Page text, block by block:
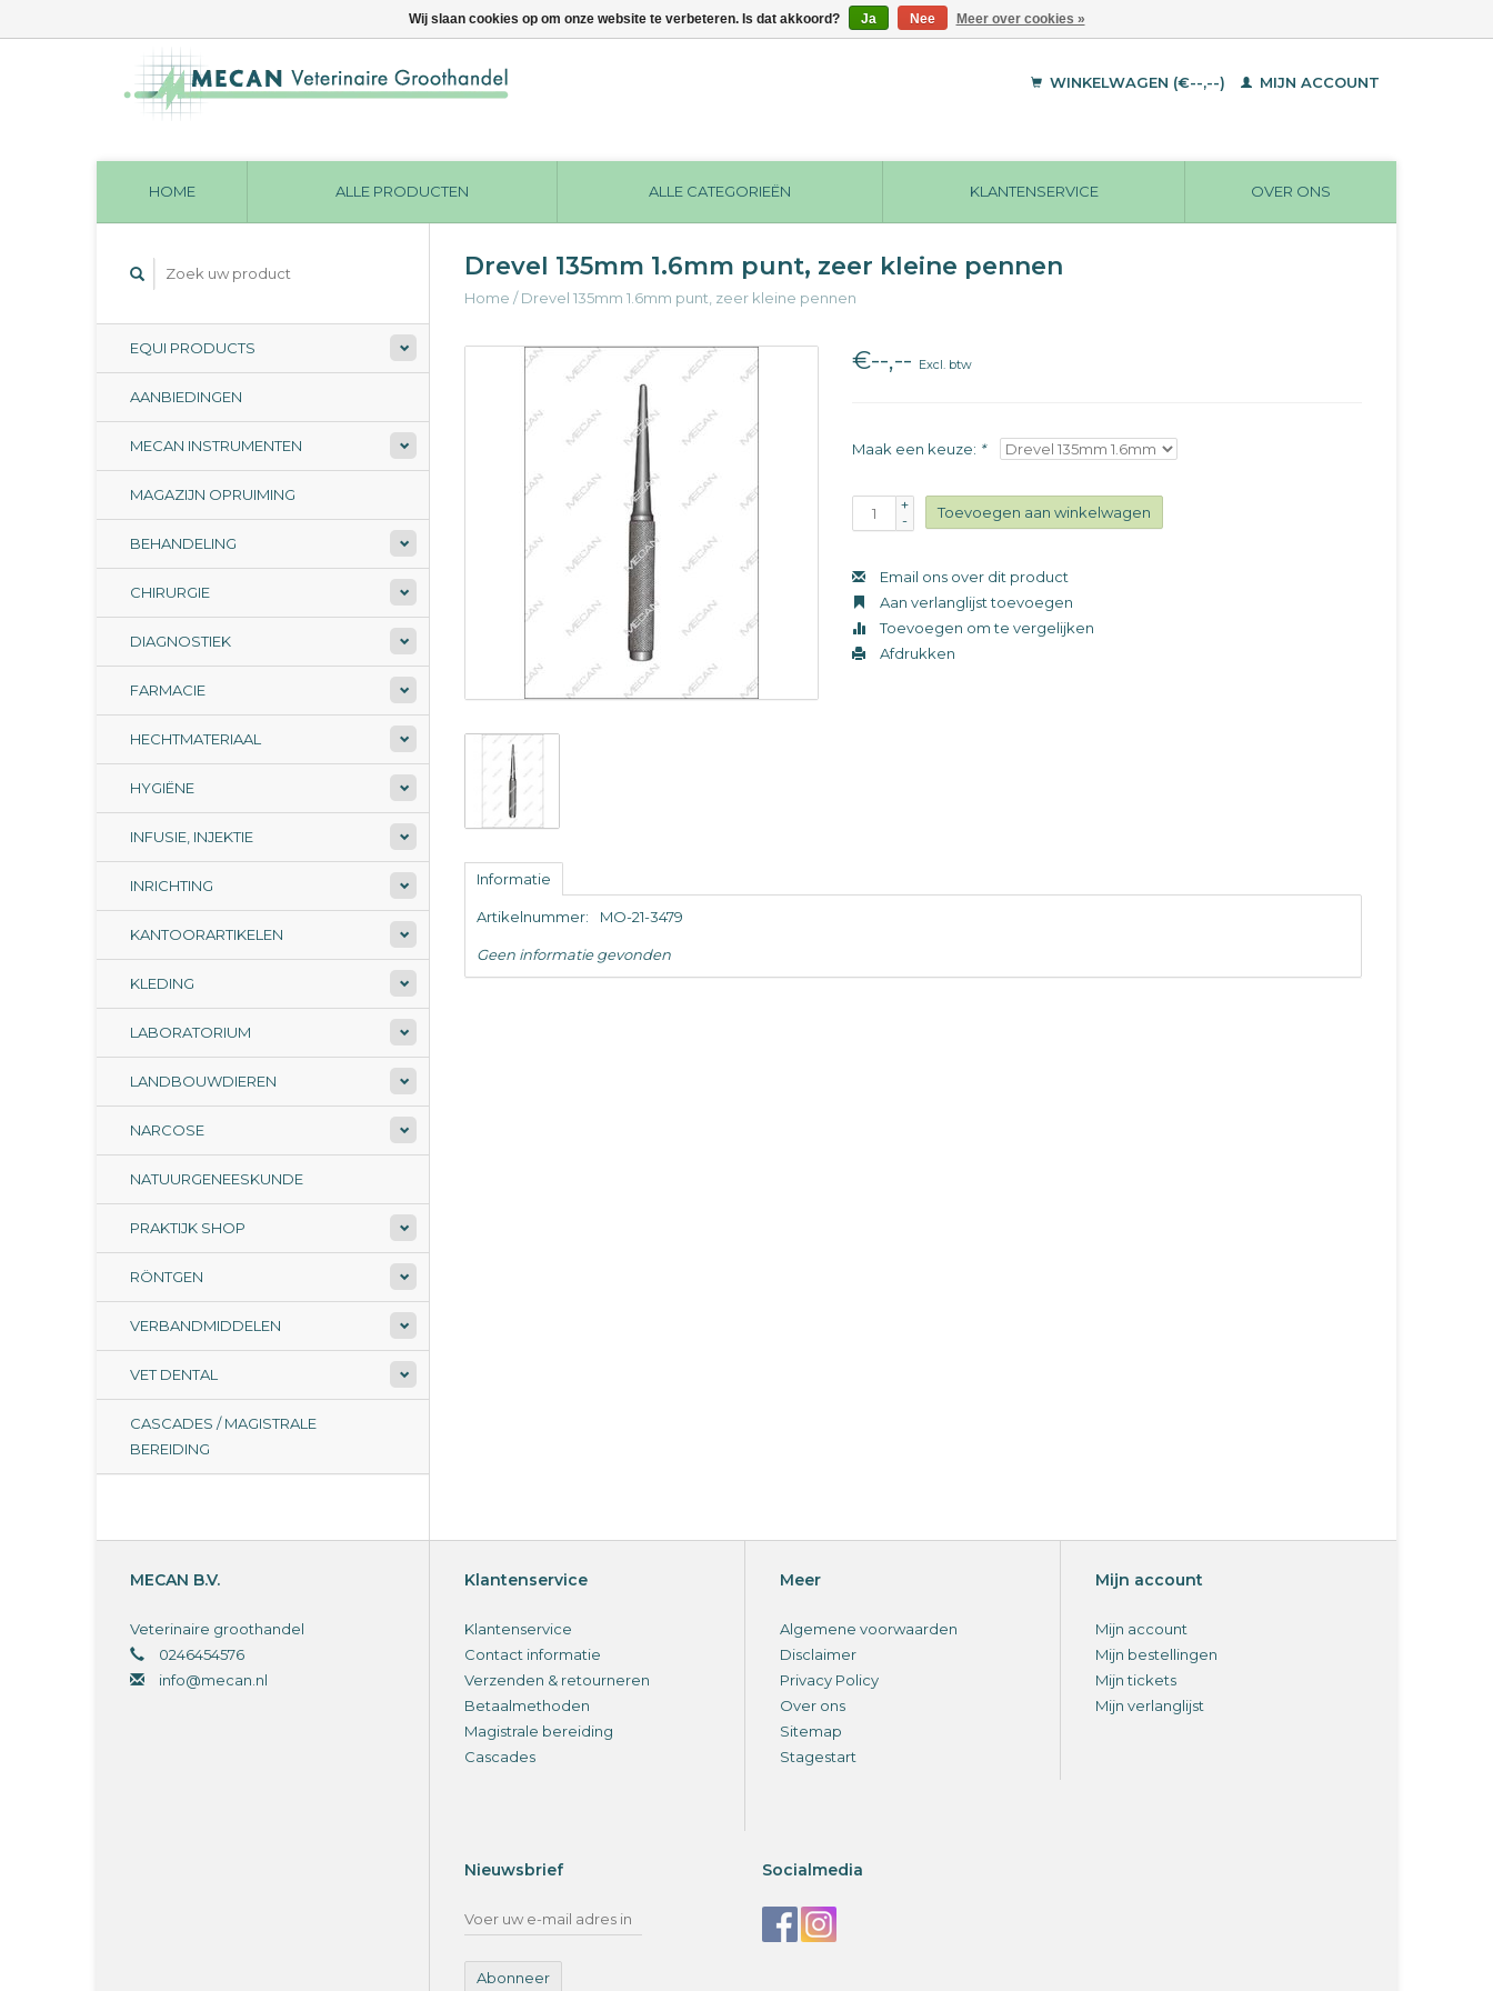
WINKELWAGEN (€--,--) MIJN ACCOUNT
HOME ALLE PRODUCTEN ALLE CATEGORIEËN KLANTENSERVICE OVER ONS
EQUI PRODUCTS
AANBIEDINGEN
MECAN INSTRUMENTEN
MAGAZIJN OPRUIMING
BEHANDELING
CHIRURGIE
DIAGNOSTIEK
FARMACIE
HECHTMATERIAAL
HYGIËNE
INFUSIE, INJEKTIE
INRICHTING
KANTOORARTIKELEN
KLEDING
LABORATORIUM
LANDBOUWDIEREN
NARCOSE
NATUURGENEESKUNDE
PRAKTIJK SHOP
RÖNTGEN
VERBANDMIDDELEN
VET DENTAL
CASCADES / MAGISTRALE
BEREIDING
Drevel 135mm 1.6mm punt, zeer kleine pennen
Home /Drevel 135mm 1.6mm punt, zeer kleine pennen
€--,-- Excl. btw
Maak een keuze: *
+
-
Toevoegen aan winkelwagen
Email ons over dit product
Aan verlanglijst toevoegen
Toevoegen om te vergelijken
Afdrukken
Informatie
Artikelnummer: MO-21-3479
Geen informatie gevonden
MECAN B.V.
Veterinaire groothandel
0246454576
info@mecan.nl
Klantenservice
Klantenservice
Contact informatie
Verzenden & retourneren
Betaalmethoden
Magistrale bereiding
Cascades
Meer
Algemene voorwaarden
Disclaimer
Privacy Policy
Over ons
Sitemap
Stagestart
Mijn account
Mijn account
Mijn bestellingen
Mijn tickets
Mijn verlanglijst
Nieuwsbrief
Abonneer
Socialmedia
Wij slaan cookies op om onze website te verbeteren. Is dat akkoord? Ja Nee Meer over cookies »